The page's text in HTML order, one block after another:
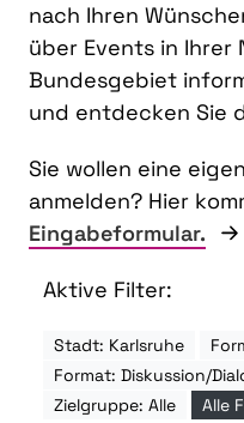
nach Ihren
über Events in Ihrer
Bundesgebiet
und entdecken Sie
Sie wollen eine
anmelden? Hier
Eingabeformular.
Aktive Filter:
Stadt: Karlsruhe
Format: Diskussion/
Zielgruppe: Alle
Alle